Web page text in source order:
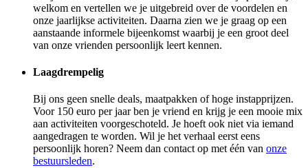
welkom en vertellen we je uitgebreid over de voordelen en
onze jaarlijkse activiteiten. Daarna zien we je graag op een
aanstaande informele bijeenkomst waarbij je een groot deel
van onze vrienden persoonlijk leert kennen.
Laagdrempelig
Bij ons geen snelle deals, maatpakken of hoge instapprijzen.
Voor 150 euro per jaar ben je vriend en krijg je een mooie mix
aan activiteiten voorgeschoteld. Je hoeft ook niet via iemand
aangedragen te worden. Wil je het verhaal eerst eens
persoonlijk horen? Neem dan contact op met één van onze
bestuursleden.